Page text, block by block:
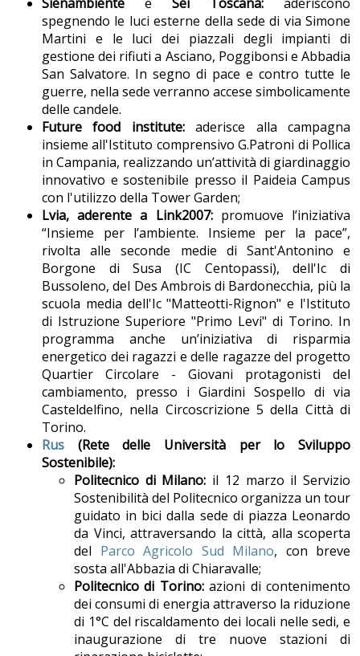
spegnendo le luci esterne della sede di via Simone
Martini e le luci dei piazzali degli impianti di
gestione dei rifiuti a Asciano, Poggibonsi e Abbadia
San Salvatore. In segno di pace e contro tutte le
guerre, nella sede verranno accese simbolicamente
delle candele.
Future food institute:aderisce alla campagna
insieme all'Istituto comprensivo G.Patroni di Pollica
in Campania, realizzando un’attività di giardinaggio
innovativo e sostenibile presso il Paideia Campus
con l'utilizzo della Tower Garden;
Lvia, aderente a Link2007:promuove l’iniziativa
“Insieme per l’ambiente. Insieme per la pace”,
rivolta alle seconde medie di Sant'Antonino e
Borgone di Susa (IC Centopassi), dell'Ic di
Bussoleno, del Des Ambrois di Bardonecchia, più la
scuola media dell'Ic "Matteotti-Rignon" e l'Istituto
di Istruzione Superiore "Primo Levi" di Torino. In
programma anche un’iniziativa di risparmia
energetico dei ragazzi e delle ragazze del progetto
Quartier Circolare - Giovani protagonisti del
cambiamento, presso i Giardini Sospello di via
Casteldelfino, nella Circoscrizione 5 della Città di
Torino.
Rus
(Rete delle Università per lo Sviluppo
Sostenibile):
Politecnico di Milano: il 12 marzo il Servizio
Sostenibilità del Politecnico organizza un tour
guidato in bici dalla sede di piazza Leonardo
da Vinci, attraversando la città, alla scoperta
del Parco Agricolo Sud Milano, con breve
sosta all'Abbazia di Chiaravalle;
Politecnico di Torino:azioni di contenimento
dei consumi di energia attraverso la riduzione
di 1°C del riscaldamento dei locali nelle sedi, e
inaugurazione di tre nuove stazioni di